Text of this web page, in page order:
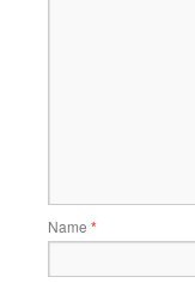
Name *